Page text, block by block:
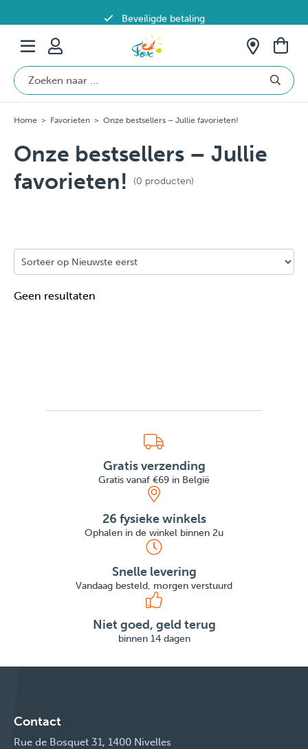
Beveiligde betaling
Gratis verzending vanaf €69 in België
Home > Favorieten > Onze bestsellers – Jullie favorieten!
Onze bestsellers – Jullie
favorieten!
(0 producten)
Geen resultaten
Gratis verzending
Gratis vanaf €69 in België
26 fysieke winkels
Ophalen in de winkel binnen 2u
Snelle levering
Vandaag besteld, morgen verstuurd
Niet goed, geld terug
binnen 14 dagen
Contact
Rue de Bosquet 31, 1400 Nivelles